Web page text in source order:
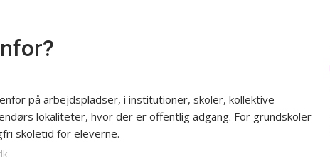
på arbejdspladser, i institutioner, skoler, kollektive
lokaliteter, hvor der er offentlig adgang. For grundskoler
skoletid for eleverne.